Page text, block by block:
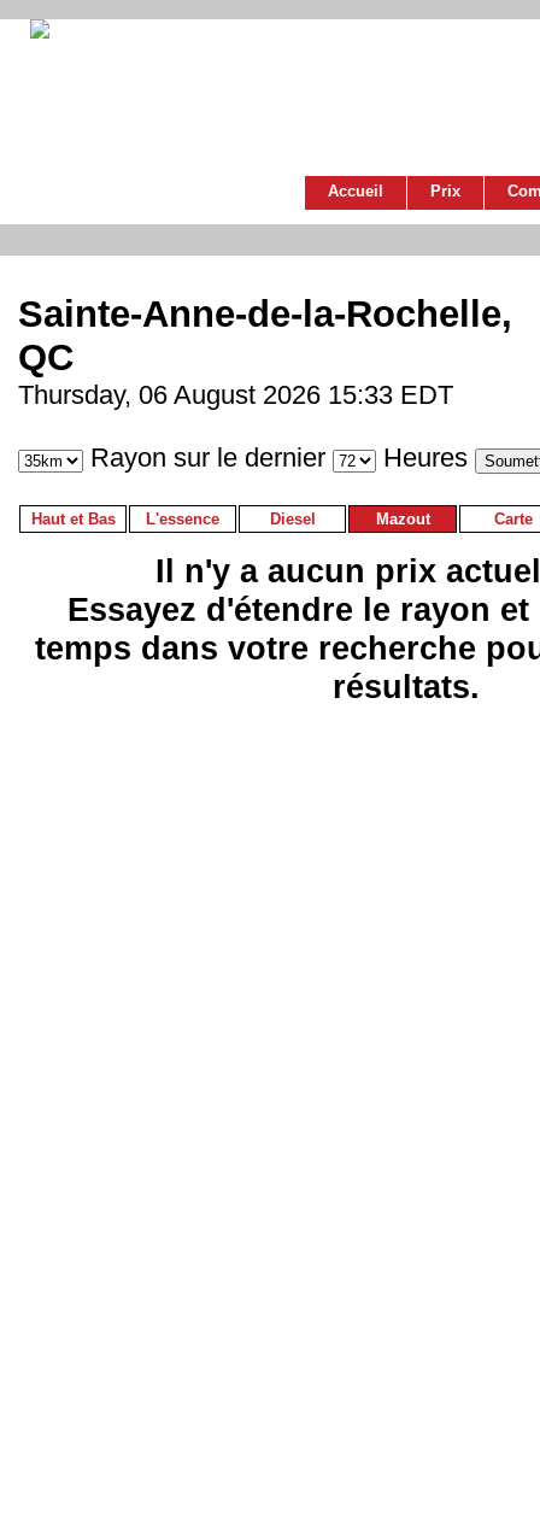
Accueil Prix
Sainte-Anne-de-la-Rochelle,
QC
Thursday, 06 August 2026 15:33 EDT
Rayon sur le dernier Heures
Haut et Bas L'essence Diesel Mazout Carte
Il n'y a aucun prix
Essayez d'étendre le rayon
temps dans votre recherche
résultats.